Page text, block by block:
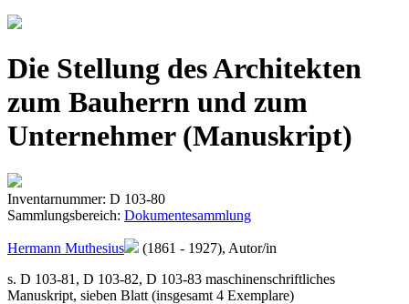
Jump to navigation
Die Stellung des Architekten
zum Bauherrn und zum
Unternehmer (Manuskript)
Inventarnummer: D 103-80
Sammlungsbereich: Dokumentesammlung
Hermann Muthesius
(1861 - 1927), Autor/in
s. D 103-81, D 103-82, D 103-83 maschinenschriftliches
Manuskript, sieben Blatt (insgesamt 4 Exemplare)